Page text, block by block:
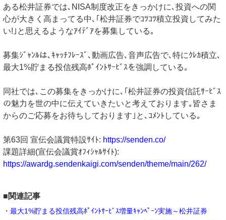
ある松井証券では､NISA制度改正をきっかけに､投資への関
心が大きく高まってる中､｢松井証券でｺﾂｺﾂ積立投資してみた
い!｣と思えるようなｱｲﾃﾞｱを募集している｡
募集ｼﾞｬﾝﾙは､ｷｬｯﾁﾌﾚｰｽﾞ､動画広告､音声広告で､特にｸﾚｶ積立､
最大1%貯まる投信残高ﾎﾟｲﾝﾄｻｰﾋﾞｽを強調している｡
同社では､この募集をきっかけに､｢松井証券の投資信託ｻｰﾋﾞｽ
の魅力を世の中に伝えていきたいと考えております｡皆さま
からのご応募をお待ちしております｣と､ｺﾒﾝﾄしている｡
第63回 宣伝会議賞特設ｻｲﾄ: https://senden.co/
課題詳細(宣伝会議賞ｵﾌｨｼｬﾙｻｲﾄ):
https://awardg.sendenkaigi.com/senden/theme/main/262/
■関連記事
・最大1%貯まる投信残高ﾎﾟｲﾝﾄｻｰﾋﾞｽ増量ｷｬﾝﾍﾟｰﾝ実施～松井証券